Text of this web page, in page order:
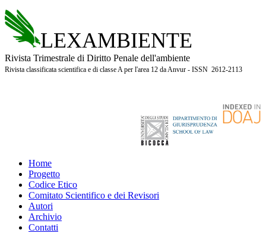
LEXAMBIENTE
Rivista Trimestrale di Diritto Penale dell'ambiente
Rivista classificata scientifica e di classe A per l'area 12 da Anvur - ISSN 2612-2113
Home
Progetto
Codice Etico
Comitato Scientifico e dei Revisori
Autori
Archivio
Contatti